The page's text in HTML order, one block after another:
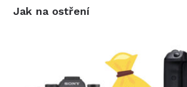
Jak na ostření